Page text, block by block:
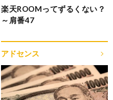
楽天ROOMってずるくない？
～肩番47
アドセンス